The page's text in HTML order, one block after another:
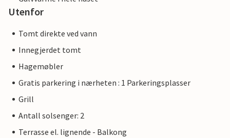
Utenfor
Tomt direkte ved vann
Innegjerdet tomt
Hagemøbler
Gratis parkering i nærheten : 1 Parkeringsplasser
Grill
Antall solsenger: 2
Terrasse el. lignende - Balkong